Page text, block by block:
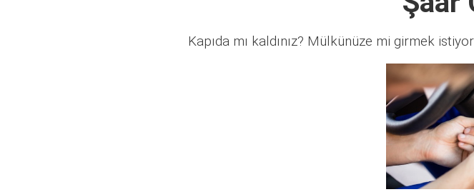
Kapıda mı kaldınız? Mülkünüze mi girmek